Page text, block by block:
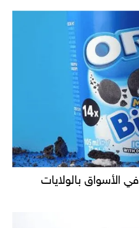
أوريو تُطلق Oreo Bites في الأسواق بالولايات